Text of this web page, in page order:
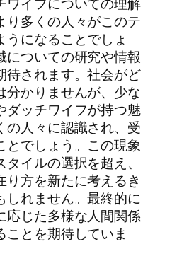
り多くの人々がこのテ
になることでしょ
についての研究や情報
待されます。社会がど
分かりませんが、少な
ダッチワイフが持つ魅
の人々に認識され、受
とでしょう。この現象
イルの選択を超え、
り方を新たに考えるき
しれません。最終的に
応じた多様な人間関係
とを期待していま